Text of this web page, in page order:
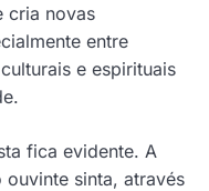
cria novas
entre
e espirituais
fica evidente. A
sinta, através